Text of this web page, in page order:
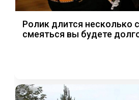
Ролик длится несколько
смеяться вы будете